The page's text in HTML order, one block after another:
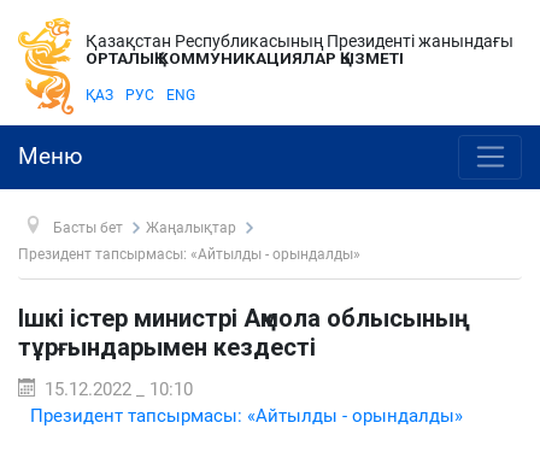
Қазақстан Республикасының Президенті жанындағы
ОРТАЛЫҚ КОММУНИКАЦИЯЛАР ҚЫЗМЕТІ
ҚАЗ РУС ENG
Меню
Басты бет
Жаңалықтар
Президент тапсырмасы: «Айтылды - орындалды»
Ішкі істер министрі Ақмола облысының
тұрғындарымен кездесті
15.12.2022 _ 10:10
Президент тапсырмасы: «Айтылды - орындалды»